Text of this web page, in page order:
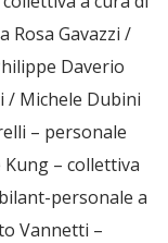
Rosa Gavazzi /
Daverio
/ Michele Dubini
– personale
– collettiva
personale a
Vannetti –